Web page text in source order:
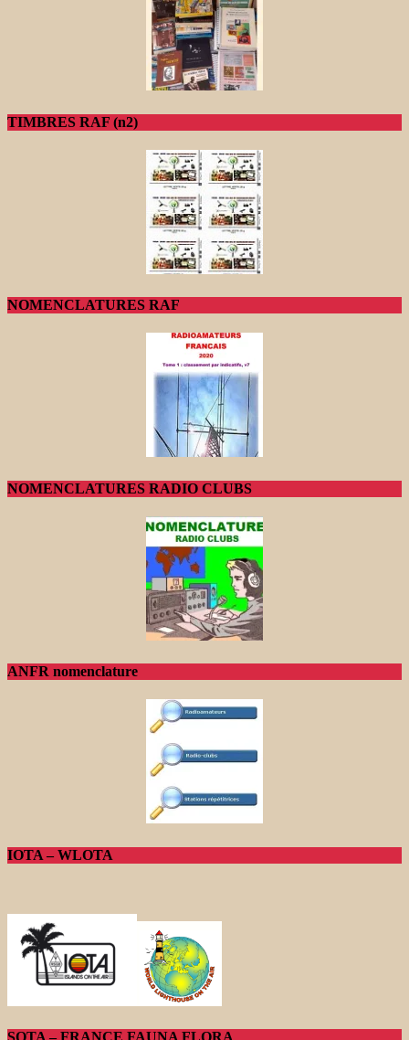
TIMBRES RAF (n2)
NOMENCLATURES RAF
NOMENCLATURES RADIO CLUBS
ANFR nomenclature
IOTA – WLOTA